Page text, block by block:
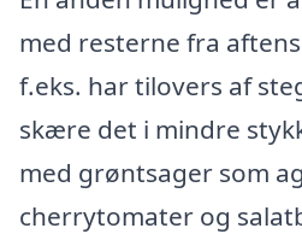
med resterne fra
f.eks. har tilovers af
skære det i mindre
med grøntsager som
cherrytomater og